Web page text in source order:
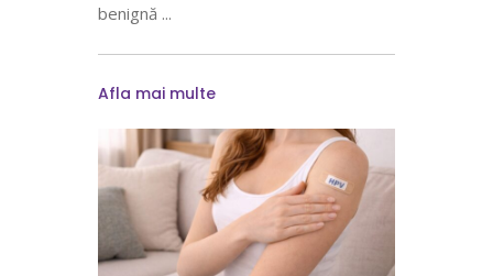
benignă
Afla mai multe